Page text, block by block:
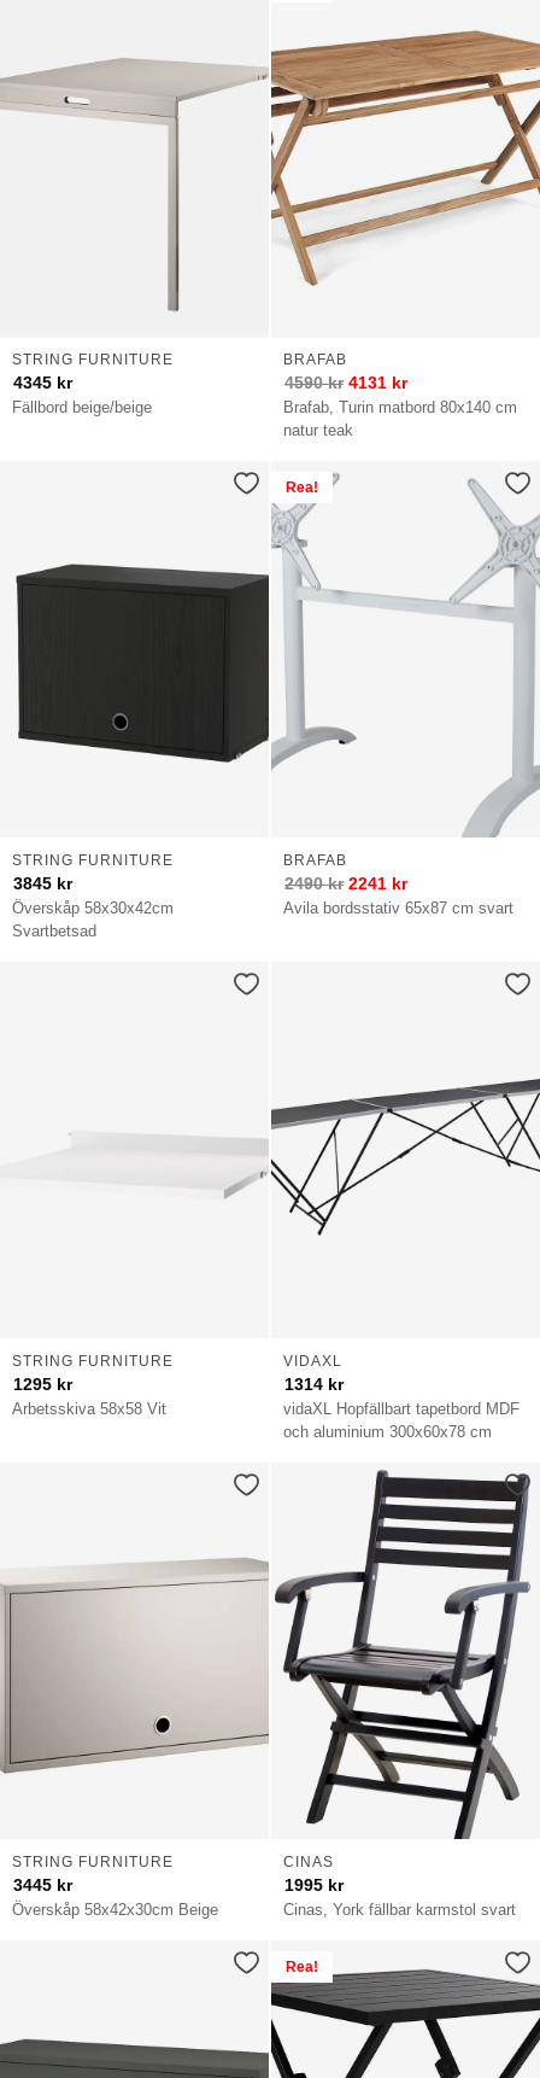
Fällbord beige/beige
STRING FURNITURE
4345 kr
Brafab, Turin matbord 80x140 cm
natur teak
BRAFAB
4590kr 4131 kr
Överskåp 58x30x42cm
Svartbetsad
STRING FURNITURE
3845 kr
Rea!
Avila bordsstativ 65x87 cm svart
BRAFAB
2490kr 2241 kr
Arbetsskiva 58x58 Vit
STRING FURNITURE
1295 kr
vidaXL Hopfällbart tapetbord MDF
och aluminium 300x60x78 cm
VIDAXL
1314 kr
Överskåp 58x42x30cm Beige
STRING FURNITURE
3445 kr
Cinas, York fällbar karmstol svart
CINAS
1995 kr
Rea!